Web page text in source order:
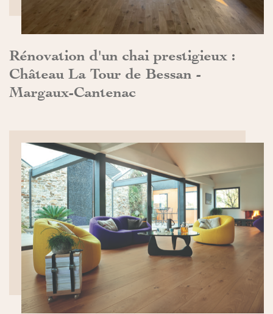
Rénovation d'un chai prestigieux :
Château La Tour de Bessan -
Margaux-Cantenac
DÉCOUVRIR>>